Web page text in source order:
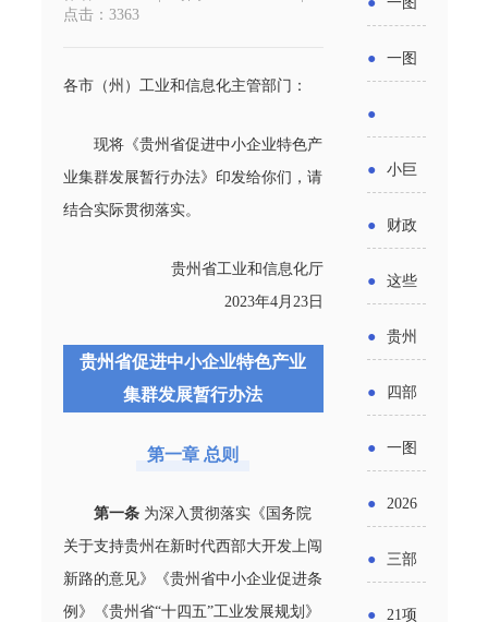
点击：3363
各市（州）工业和信息化主管部门：
现将《贵州省促进中小企业特色产
业集群发展暂行办法》印发给你们，请
结合实际贯彻落实。
贵州省工业和信息化厅
2023年4月23日
贵州省促进中小企业特色产业
集群发展暂行办法
第一章 总则
第一条为深入贯彻落实《国务院
关于支持贵州在新时代西部大开发上闯
新路的意见》《贵州省中小企业促进条
例》《贵州省“十四五”工业发展规划》
元！贵
州开展
2026年
轮汽车
销活动
省科技
成果转
化中试
报工作
● 一图
出台酒
类新规
酒企出
点关注
●
小企业
发展环
境评估
发布
解）
● 小巨
了？工
信部准
备怎么
● 财政
继续实
施专精
特新中
财政奖
● 这些
贷款，
最高可
获1.5%
政贴息
● 贵州
举措激
发各类
经营主
● 四部
求做好
帮扶小
额信贷
● 一图
法及其
● 2026
● 三部
● 21项